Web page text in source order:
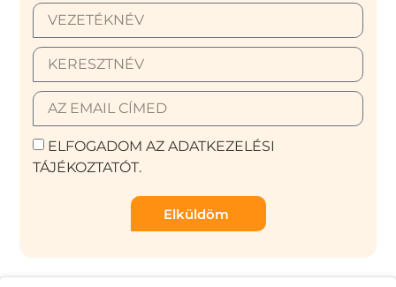
ELFOGADOM AZ ADATKEZELÉSI
TÁJÉKOZTATÓT.
Elküldöm